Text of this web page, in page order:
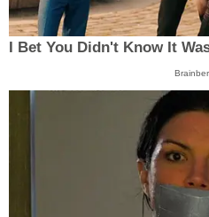
I Bet You Didn't Know It